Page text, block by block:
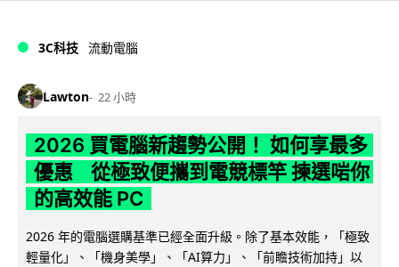
3C科技 流動電腦
Lawton 22 小時
2026 買電腦新趨勢公開！ 如何享最多
優惠 從極致便攜到電競標竿 揀選啱你
的高效能 PC
2026 年的電腦選購基準已經全面升級。除了基本效能，「極致
輕量化」、「機身美學」、「AI算力」、「前瞻技術加持」以